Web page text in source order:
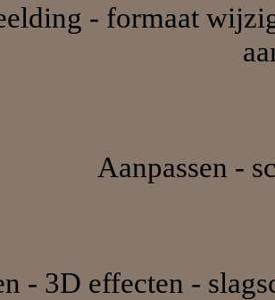
- formaat
Aanpassen -
- 3D effecten -